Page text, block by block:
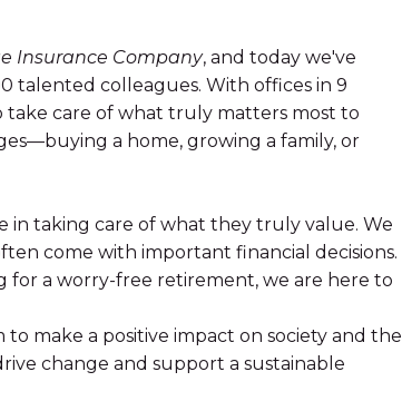
Insurance Company, and today we've
talented colleagues. With offices in 9
take care of what truly matters most to
a home, growing a family, or
in taking care of what they truly value. We
come with important financial decisions.
for a worry-free retirement, we are here to
make a positive impact on society and the
change and support a sustainable